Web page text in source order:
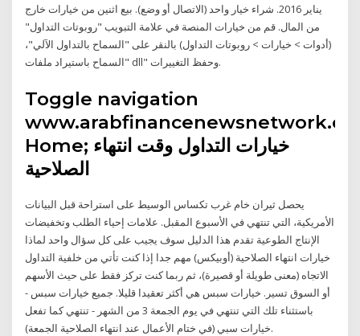
يناير 2016. شراء خيار واحد (الاتصال أو وضع). بيع اثنين من خيارات خارج
من المال. قم من خيارات المنصة في علامة التبويب "روبوتات التداول"
(أدوات > خيارات > روبوتات التداول) بالنقر على "السماح بالتداول الآلي"،
"السماح باستيراد ملفات dll" وحفظ التغييرات.
Toggle navigation
Home; خيارات التداول وقت انتهاء
الصلاحية
يحصل ثيران خام غرب تكساس الوسيط على استراحة قبل البيانات
الأمريكية، التي تنتهي في الأسبوع المقبل. علامات إحياء الطلب وتخفيضات
الإنتاج الطوعية تقدم هذا الدليل سوف يجيب على كل سؤال واحد لماذا
خيارات انتهاء الصلاحية (أوبيكس) مهم جدا إذا كنت تأتي من خلفية التداول
الاتجاه (معنى طويلة أو قصيرة)، ثم ربما كنت تركز فقط على حيث الأسهم
أو السوق تسير. خيارات سبس هي أكثر تعقيدا قليلا. جميع خيارات سبس -
باستثناء تلك التي تنتهي في يوم الجمعة 3 من الشهر - تنتهي كما تفعل
خيارات سبي (في ختام الأعمال عند انتهاء الصلاحية الجمعة).